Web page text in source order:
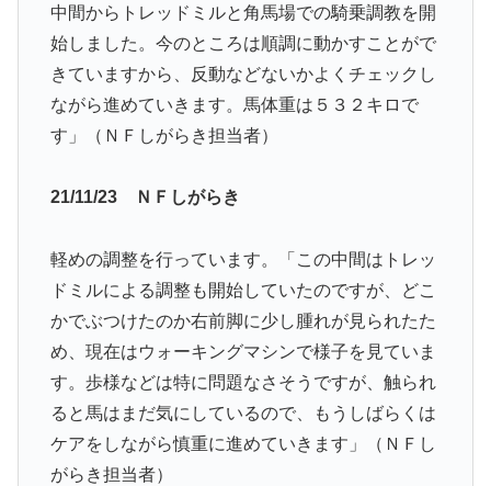
中間からトレッドミルと角馬場での騎乗調教を開
始しました。今のところは順調に動かすことがで
きていますから、反動などないかよくチェックし
ながら進めていきます。馬体重は５３２キロで
す」（ＮＦしがらき担当者）
21/11/23 ＮＦしがらき
軽めの調整を行っています。「この中間はトレッ
ドミルによる調整も開始していたのですが、どこ
かでぶつけたのか右前脚に少し腫れが見られたた
め、現在はウォーキングマシンで様子を見ていま
す。歩様などは特に問題なさそうですが、触られ
ると馬はまだ気にしているので、もうしばらくは
ケアをしながら慎重に進めていきます」（ＮＦし
がらき担当者）